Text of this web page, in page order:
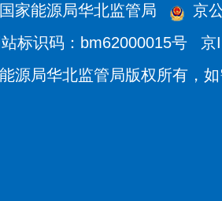
家能源局华北监管局
京
标识码：bm62000015号
京
源局华北监管局版权所有，